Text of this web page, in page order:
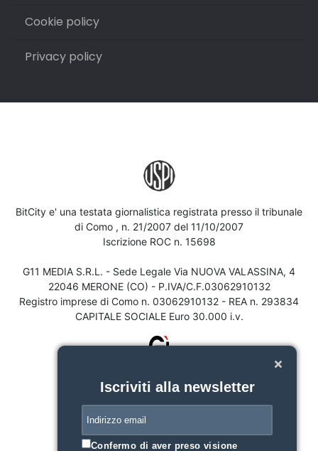
Cookie policy
Privacy policy
BitCity e' una testata giornalistica registrata presso il tribunale
di Como , n. 21/2007 del 11/10/2007
Iscrizione ROC n. 15698
G11 MEDIA S.R.L. - Sede Legale Via NUOVA VALASSINA, 4
22046 MERONE (CO) - P.IVA/C.F.03062910132
Registro imprese di Como n. 03062910132 - REA n. 293834
CAPITALE SOCIALE Euro 30.000 i.v.
Iscriviti alla newsletter
Confermo di aver preso visione